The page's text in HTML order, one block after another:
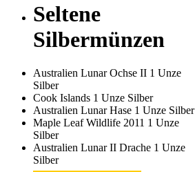
Seltene
Silbermünzen
Australien Lunar Ochse II 1 Unze
Silber
Cook Islands 1 Unze Silber
Australien Lunar Hase 1 Unze Silber
Maple Leaf Wildlife 2011 1 Unze
Silber
Australien Lunar II Drache 1 Unze
Silber